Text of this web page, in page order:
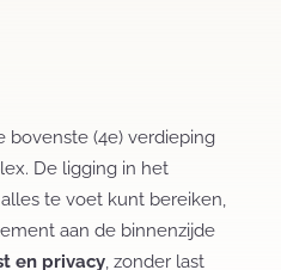
bovenste (4e) verdieping
De ligging in het
te voet kunt bereiken,
aan de binnenzijde
en privacy, zonder last